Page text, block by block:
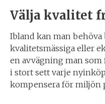
Välja kvalitet
Ibland kan man
kvalitetsmässiga eller
en avvägning man
i stort sett varje
kompensera för miljön